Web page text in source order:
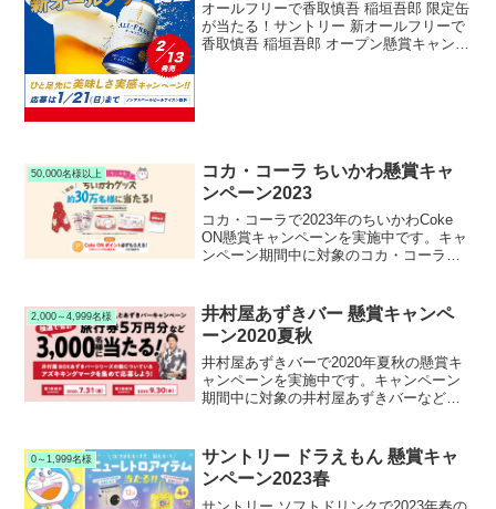
オールフリーで香取慎吾 稲垣吾郎 限定缶
が当たる！サントリー 新オールフリーで
香取慎吾 稲垣吾郎 オープン懸賞キャンペ
50,000名様以上
コカ・コーラ ちいかわ懸賞キャ
ンペーン2023
コカ・コーラで2023年のちいかわCoke
ON懸賞キャンペーンを実施中です。キャ
ンペーン期間中に対象のコカ・コーラ製
オリジナル ちいかわグッズなどが当たり
ます。
2,000～4,999名様
井村屋あずきバー 懸賞キャンペ
ーン2020夏秋
井村屋あずきバーで2020年夏秋の懸賞キ
ャンペーンを実施中です。キャンペーン
期間中に対象の井村屋あずきバーなどの
ます。
0～1,999名様
サントリー ドラえもん 懸賞キャ
ンペーン2023春